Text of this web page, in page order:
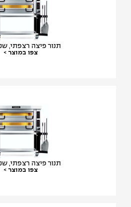
תנור פיצה רצפתי, שני תאים
צפו במוצר >
תנור פיצה רצפתי, שני תאים
צפו במוצר >